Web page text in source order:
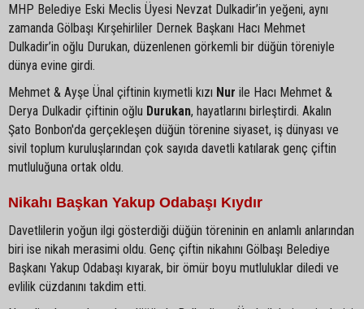
MHP Belediye Eski Meclis Üyesi Nevzat Dulkadir’in yeğeni, aynı
zamanda Gölbaşı Kırşehirliler Dernek Başkanı Hacı Mehmet
Dulkadir’in oğlu Durukan, düzenlenen görkemli bir düğün töreniyle
dünya evine girdi.
Mehmet & Ayşe Ünal çiftinin kıymetli kızı Nur ile Hacı Mehmet &
Derya Dulkadir çiftinin oğlu Durukan, hayatlarını birleştirdi. Akalın
Şato Bonbon'da gerçekleşen düğün törenine siyaset, iş dünyası ve
sivil toplum kuruluşlarından çok sayıda davetli katılarak genç çiftin
mutluluğuna ortak oldu.
Nikahı Başkan Yakup Odabaşı Kıydır
Davetlilerin yoğun ilgi gösterdiği düğün töreninin en anlamlı anlarından
biri ise nikah merasimi oldu. Genç çiftin nikahını Gölbaşı Belediye
Başkanı Yakup Odabaşı kıyarak, bir ömür boyu mutluluklar diledi ve
evlilik cüzdanını takdim etti.